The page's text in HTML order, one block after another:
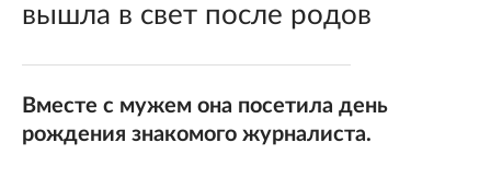
вышла в свет после родов
Вместе с мужем она посетила день
рождения знакомого журналиста.